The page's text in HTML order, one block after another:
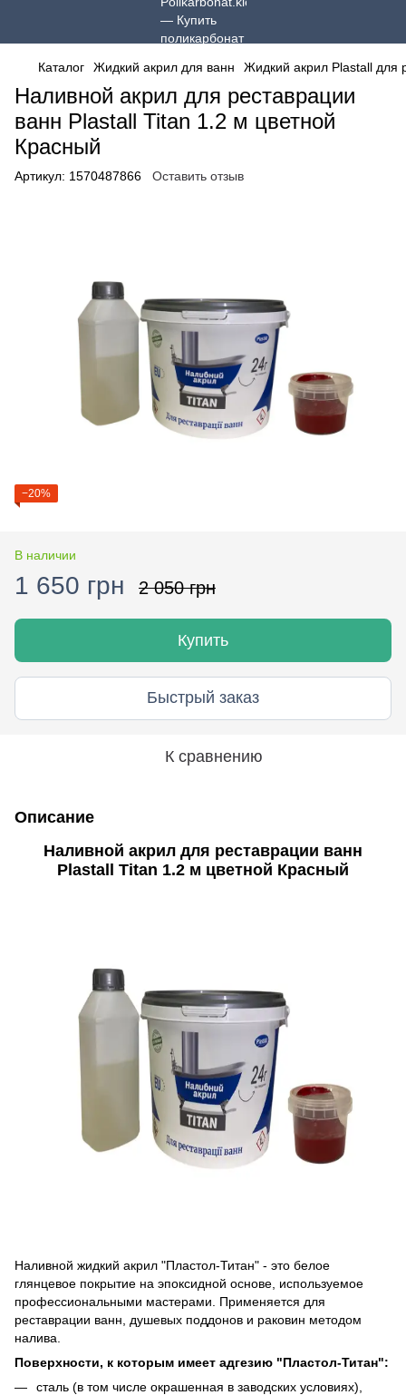
Каталог Жидкий акрил для ванн Жидкий акрил Plastall для
Наливной акрил для реставрации
ванн Plastall Titan 1.2 м цветной
Красный
Артикул: 1570487866 Оставить отзыв
−20%
В наличии
1 650 грн 2 050 грн
Купить
Быстрый заказ
К сравнению
Описание
Наливной акрил для реставрации ванн
Plastall Titan 1.2 м цветной Красный
Наливной жидкий акрил "Пластол-Титан" - это белое
глянцевое покрытие на эпоксидной основе, используемое
профессиональными мастерами. Применяется для
реставрации ванн, душевых поддонов и раковин методом
налива.
Поверхности, к которым имеет адгезию "Пластол-Титан":
сталь (в том числе окрашенная в заводских условиях),